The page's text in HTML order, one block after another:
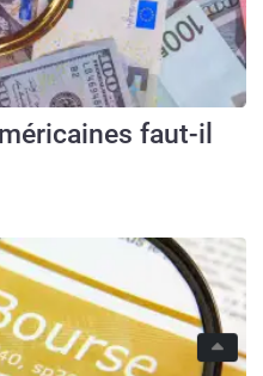
faut-il